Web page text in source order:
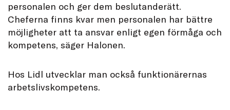
personalen och ger dem beslutanderätt.
Cheferna finns kvar men personalen har bättre
möjligheter att ta ansvar enligt egen förmåga och
kompetens, säger Halonen.
Hos Lidl utvecklar man också funktionärernas
arbetslivskompetens.